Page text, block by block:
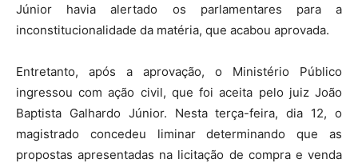
Júnior havia alertado os parlamentares para a
inconstitucionalidade da matéria, que acabou aprovada.
Entretanto, após a aprovação, o Ministério Público
ingressou com ação civil, que foi aceita pelo juiz João
Baptista Galhardo Júnior. Nesta terça-feira, dia 12, o
magistrado concedeu liminar determinando que as
propostas apresentadas na licitação de compra e venda